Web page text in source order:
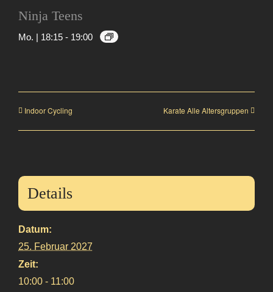
Ninja Teens
Mo. | 18:15 - 19:00
Indoor Cycling Karate Alle Altersgruppen
Details
Datum:
25. Februar 2027
Zeit:
10:00 - 11:00